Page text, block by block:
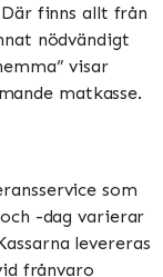
finns allt från
nödvändigt
visar
matkasse.
som
-dag varierar
levereras
frånvaro